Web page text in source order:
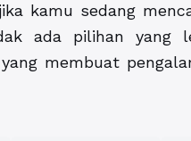
kamu sedang
ada pilihan yang
membuat